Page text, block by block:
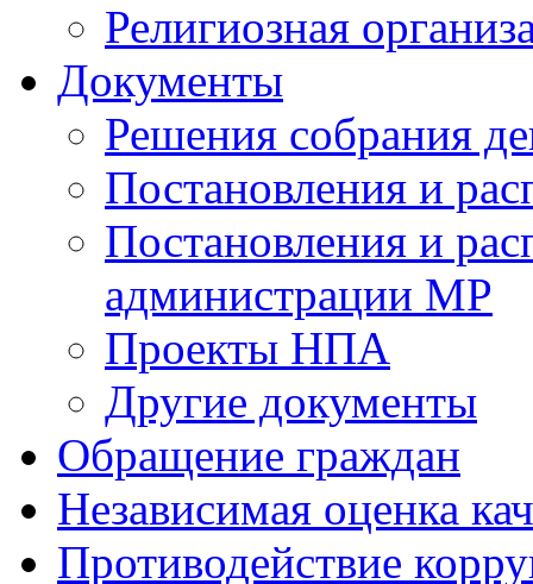
Религиозная
Документы
Решения собрания
Постановления и
Постановления и
администрации МР
Проекты НПА
Другие документы
Обращение граждан
Независимая оценка
Противодействие